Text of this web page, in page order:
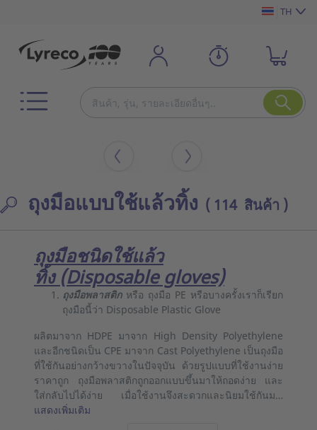
TH
ถุงมือแบบใช้แล้วทิ้ง ( 114 สินค้า )
ถุงมือชนิดใช้แล้ว
ทิ้ง (Disposable gloves)
ถุงมือพลาสติกหรือ ถุงมือ PE หรือบางครั้งเราก็เรียก
ถุงมือนี้ว่า Disposable Plastic Glove
ผลิตมาจาก HDPE มาจาก High Density Polyethylene
และอีกชนิดเป็น CPE มาจาก Cast Polyethylene เป็นถุงมือ
ที่ใช้กันอย่างกว้างขวางในปัจจุบัน ด้วยรูปแบบที่ใช้งานง่าย
ราคาถูก ถุงมือพลาสติกถูกออกแบบขึ้นมาให้ถอดง่าย และ
ใส่กลับไปได้ง่าย เมื่อใช้งานจึงสะดวกและนิยมใช้กันม…
แสดงเพิ่มเติม